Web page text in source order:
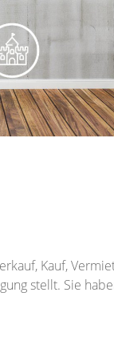
Kauf,
stellt. Sie